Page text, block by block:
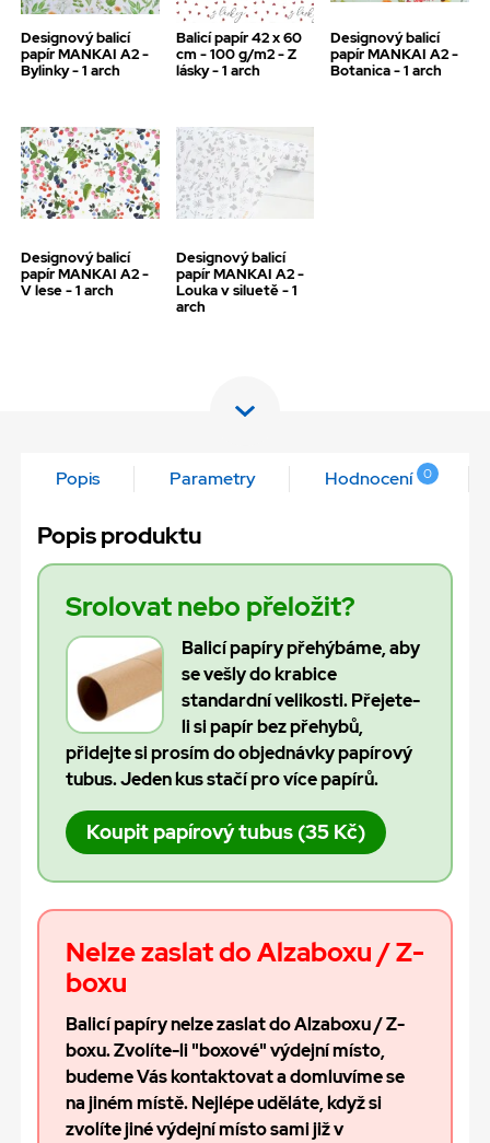
Designový balicí
papír MANKAI A2 -
Bylinky - 1 arch
Balicí papír 42 x 60
cm - 100 g/m2 - Z
lásky - 1 arch
Designový balicí
papír MANKAI A2 -
Botanica - 1 arch
Designový balicí
papír MANKAI A2 -
V lese - 1 arch
Designový balicí
papír MANKAI A2 -
Louka v siluetě - 1
arch
Popis Parametry Hodnocení 0
Popis produktu
Srolovat nebo přeložit?
Balicí papíry přehýbáme, aby
se vešly do krabice
standardní velikosti. Přejete-
li si papír bez přehybů,
přidejte si prosím do objednávky papírový
tubus. Jeden kus stačí pro více papírů.
Koupit papírový tubus (35 Kč)
Nelze zaslat do Alzaboxu / Z-
boxu
Balicí papíry nelze zaslat do Alzaboxu / Z-
boxu. Zvolíte-li "boxové" výdejní místo,
budeme Vás kontaktovat a domluvíme se
na jiném místě. Nejlépe uděláte, když si
zvolíte jiné výdejní místo sami již v